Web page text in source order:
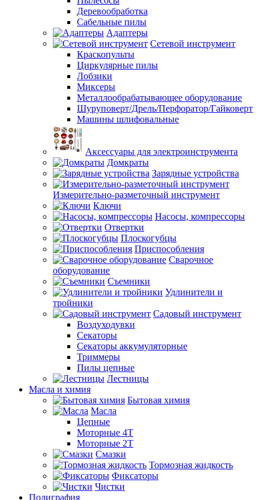
Деревообработка
Сабельные пилы
Адаптеры
Сетевой инструмент
Краскопульты
Циркулярные пилы
Лобзики
Миксеры
Металлообрабатывающее оборудование
Шуруповерт/Дрель/Перфоратор/Гайковерт
Машины шлифовальные
Аксессуары для электроинструмента
Домкраты
Зарядные устройства
Измерительно-разметочный инструмент
Ключи
Насосы, компрессоры
Отвертки
Плоскогубцы
Приспособления
Сварочное
оборудование
Съемники
Удлинители и
тройники
Садовый инструмент
Воздуходувки
Секаторы
Секаторы аккумуляторные
Триммеры
Пилы цепные
Лестницы
Масла и химия
Бытовая химия
Масла
Цепные
Моторные 4Т
Моторные 2Т
Смазки
Тормозная жидкость
Фиксаторы
Чистки
Полиграфия